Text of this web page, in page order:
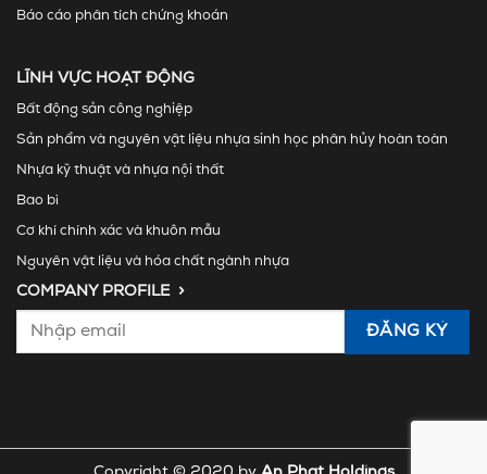
Báo cáo phân tích chứng khoán
LĨNH VỰC HOẠT ĐỘNG
Bất động sản công nghiệp
Sản phẩm và nguyên vật liệu nhựa sinh học phân hủy hoàn toàn
Nhựa kỹ thuật và nhựa nội thất
Bao bì
Cơ khí chính xác và khuôn mẫu
Nguyên vật liệu và hóa chất ngành nhựa
COMPANY PROFILE >